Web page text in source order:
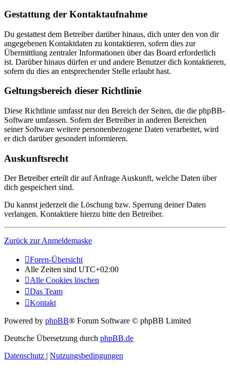
Gestattung der Kontaktaufnahme
Du gestattest dem Betreiber darüber hinaus, dich unter den von dir
angegebenen Kontaktdaten zu kontaktieren, sofern dies zur
Übermittlung zentraler Informationen über das Board erforderlich
ist. Darüber hinaus dürfen er und andere Benutzer dich kontaktieren,
sofern du dies an entsprechender Stelle erlaubt hast.
Geltungsbereich dieser Richtlinie
Diese Richtlinie umfasst nur den Bereich der Seiten, die die phpBB-
Software umfassen. Sofern der Betreiber in anderen Bereichen
seiner Software weitere personenbezogene Daten verarbeitet, wird
er dich darüber gesondert informieren.
Auskunftsrecht
Der Betreiber erteilt dir auf Anfrage Auskunft, welche Daten über
dich gespeichert sind.
Du kannst jederzeit die Löschung bzw. Sperrung deiner Daten
verlangen. Kontaktiere hierzu bitte den Betreiber.
Zurück zur Anmeldemaske
Foren-Übersicht
Alle Zeiten sind UTC+02:00
Alle Cookies löschen
Das Team
Kontakt
Powered by phpBB® Forum Software © phpBB Limited
Deutsche Übersetzung durch phpBB.de
Datenschutz | Nutzungsbedingungen